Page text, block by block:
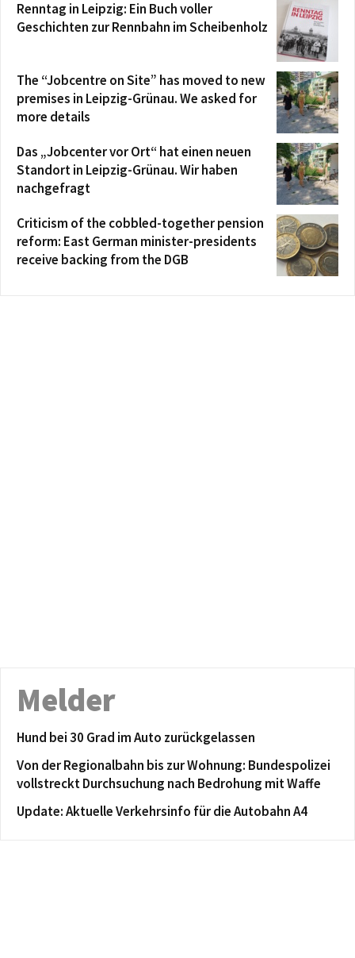
Renntag in Leipzig: Ein Buch voller
Geschichten zur Rennbahn im Scheibenholz
The “Jobcentre on Site” has moved to new
premises in Leipzig-Grünau. We asked for
more details
Das „Jobcenter vor Ort“ hat einen neuen
Standort in Leipzig-Grünau. Wir haben
nachgefragt
Criticism of the cobbled-together pension
reform: East German minister-presidents
receive backing from the DGB
Melder
Hund bei 30 Grad im Auto zurückgelassen
Von der Regionalbahn bis zur Wohnung: Bundespolizei
vollstreckt Durchsuchung nach Bedrohung mit Waffe
Update: Aktuelle Verkehrsinfo für die Autobahn A4